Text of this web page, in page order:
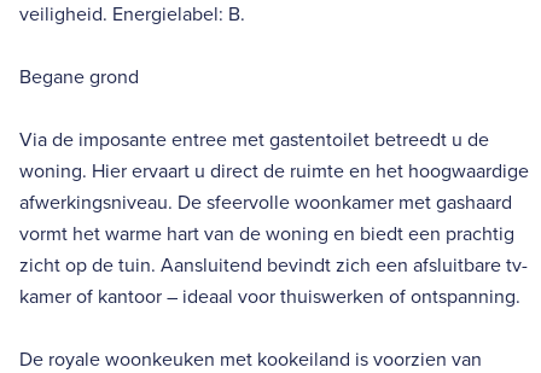
veiligheid. Energielabel: B.
Begane grond
Via de imposante entree met gastentoilet betreedt u de
woning. Hier ervaart u direct de ruimte en het hoogwaardige
afwerkingsniveau. De sfeervolle woonkamer met gashaard
vormt het warme hart van de woning en biedt een prachtig
zicht op de tuin. Aansluitend bevindt zich een afsluitbare tv-
kamer of kantoor – ideaal voor thuiswerken of ontspanning.
De royale woonkeuken met kookeiland is voorzien van